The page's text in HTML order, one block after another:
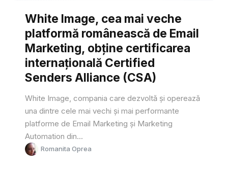
White Image, cea mai veche
platformă românească de Email
Marketing, obține certificarea
internațională Certified
Senders Alliance (CSA)
White Image, compania care dezvoltă și operează
una dintre cele mai vechi și mai performante
platforme de Email Marketing și Marketing
Automation din...
Romanita Oprea